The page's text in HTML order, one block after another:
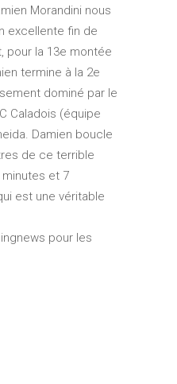
Morandini nous
excellente fin de
pour la 13e montée
termine à la 2e
dominé par le
Caladois (équipe
Damien boucle
de ce terrible
et 7
est une véritable
pour les